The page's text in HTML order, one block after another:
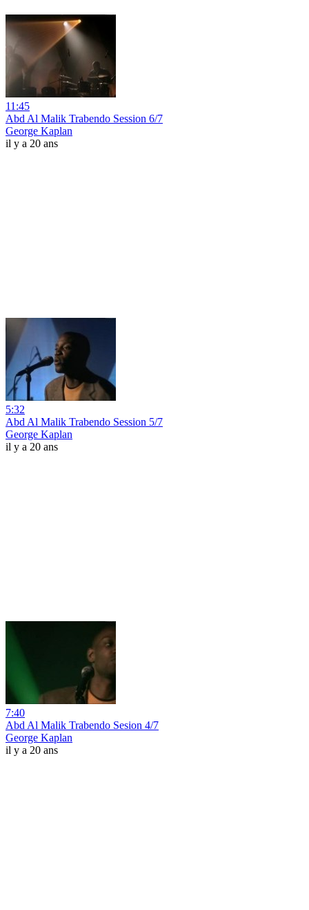
11:45
Abd Al Malik Trabendo Session 6/7
George Kaplan
il y a 20 ans
5:32
Abd Al Malik Trabendo Session 5/7
George Kaplan
il y a 20 ans
7:40
Abd Al Malik Trabendo Sesion 4/7
George Kaplan
il y a 20 ans